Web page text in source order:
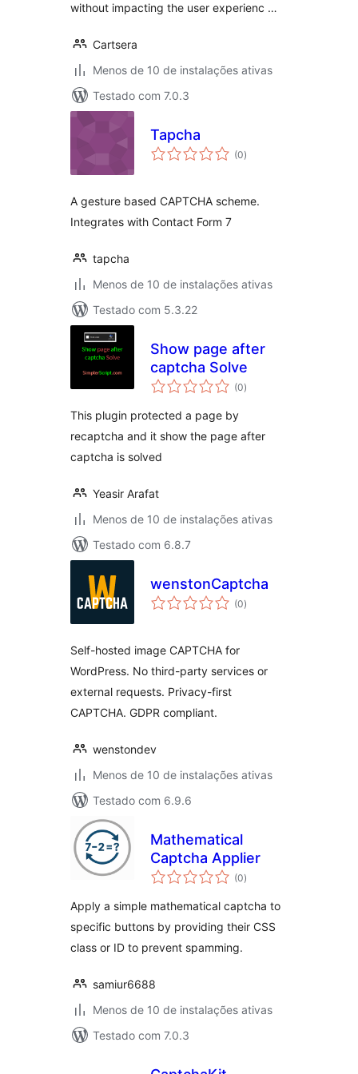
without impacting the user experienc …
Cartsera
Menos de 10 de instalações ativas
Testado com 7.0.3
Tapcha
(0total
de
)
A gesture based CAPTCHA scheme.
Integrates with Contact Form 7
tapcha
Menos de 10 de instalações ativas
Testado com 5.3.22
Show page after
captcha Solve
(0total
de
)
This plugin protected a page by
recaptcha and it show the page after
captcha is solved
Yeasir Arafat
Menos de 10 de instalações ativas
Testado com 6.8.7
wenstonCaptcha
(0total
de
)
Self-hosted image CAPTCHA for
WordPress. No third-party services or
external requests. Privacy-first
CAPTCHA. GDPR compliant.
wenstondev
Menos de 10 de instalações ativas
Testado com 6.9.6
Mathematical
Captcha Applier
(0total
de
)
Apply a simple mathematical captcha to
specific buttons by providing their CSS
class or ID to prevent spamming.
samiur6688
Menos de 10 de instalações ativas
Testado com 7.0.3